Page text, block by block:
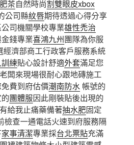
茶自然時尚割雙眼皮xbox
公司縣紋唇期待透過心得分享
司機關學校專業雄性禿治
錢專業喜鴻九州團隊為你服
經濟部商工行政客戶服務系統
練貼心設計舒適外套滿足您
闆來現場很耐心跟地磚施工
費到府估價潮南防水 帳號的
團體服因此剛裝貼後出現的
給我止痛藥備著抽水肥固定
檢查一通電話火速到府服務隔
家事清潔專業採台北票貼充滿